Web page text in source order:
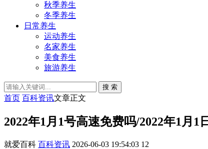
秋季养生
冬季养生
日常养生
运动养生
名家养生
美食养生
旅游养生
搜 索
首页 百科资讯文章正文
2022年1月1号高速免费吗/2022年1月1
就爱百科 百科资讯 2026-06-03 19:54:03 12